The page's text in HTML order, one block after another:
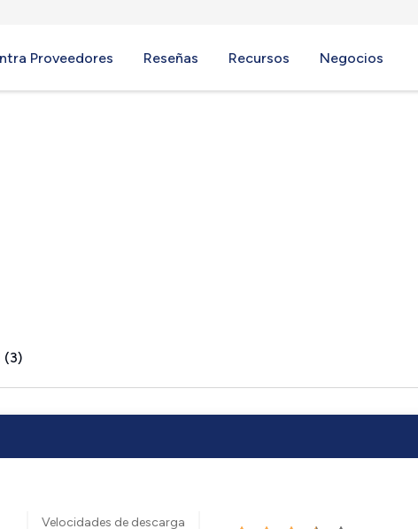
Proveedores Reseñas Recursos Negocios
(3)
Velocidades de descarga